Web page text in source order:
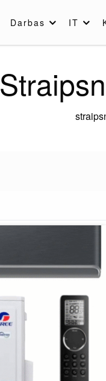
Darbas IT